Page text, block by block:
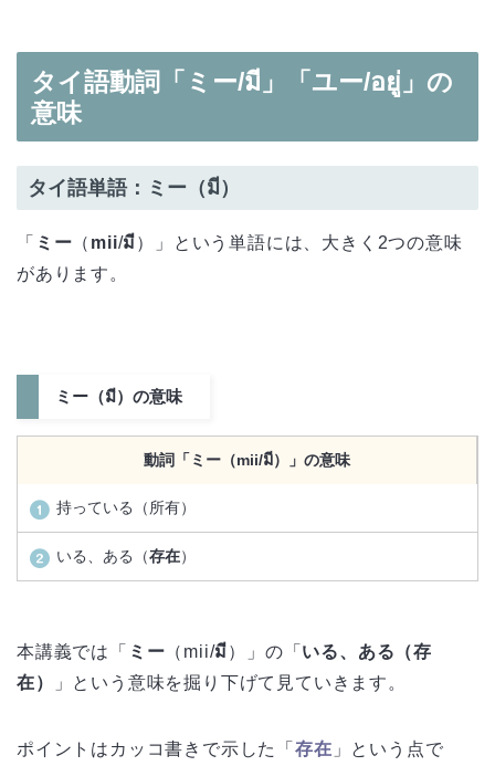
タイ語動詞「ミー/มี」「ユー/อยู่」の
意味
タイ語単語：ミー（มี）
「 ミー （ mii/มี）」という単語には、大きく2つの意味
があります。
ミー（มี）の意味
動詞「ミー（mii/มี）」の意味
持っている（所有）
いる、ある（存在）
本講義では「 ミー （mii/มี）」の「 いる、ある（存
在）
」という意味を掘り下げて見ていきます。
ポイントはカッコ書きで示した「 存在 」という点で